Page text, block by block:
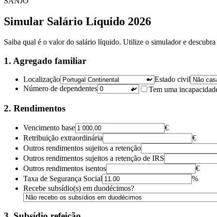
Simular Salário Líquido 2026
Saiba qual é o valor do salário líquido. Utilize o simulador e
1. Agregado familiar
Localização
Estado civil
Número de dependentes
Tem uma
2. Rendimentos
Vencimento base
€
Retribuição extraordinária
€
Outros rendimentos sujeitos a retenção
Outros rendimentos sujeitos a retenção de IRS
Outros rendimentos isentos
€
Taxa de Segurança Social
%
Recebe subsídio(s) em duodécimos?